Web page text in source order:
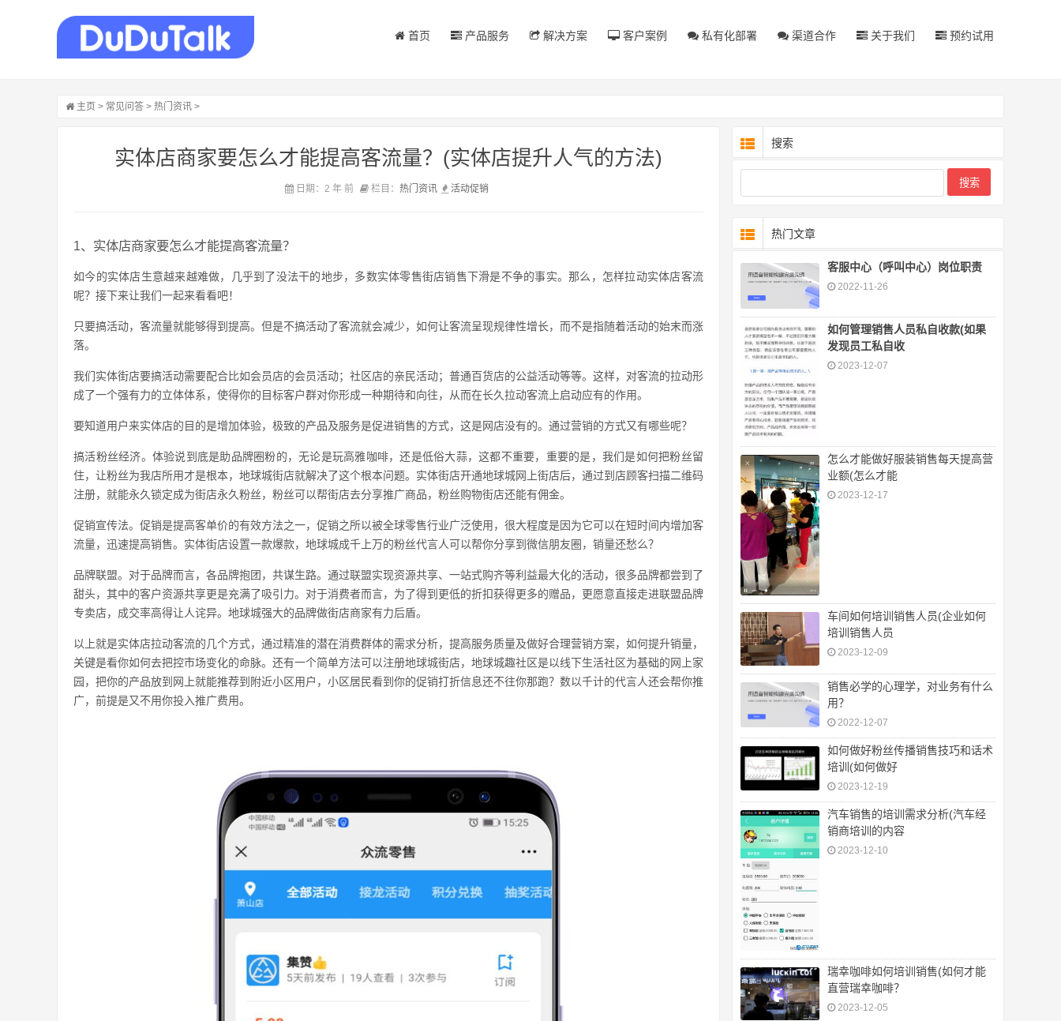
首页 产品服务 解决方案 客户案例 私有化部署 渠道合作 关于我们 预约试用
主页 > 常见问答 > 热门资讯 >
实体店商家要怎么才能提高客流量？(实体店提升人气的方法)
日期：2 年 前 栏目： 热门资讯 活动促销
1、实体店商家要怎么才能提高客流量？
如今的实体店生意越来越难做，几乎到了没法干的地步，多数实体零售街店销售下滑是不争的事实。那么，怎样拉动实体店客流
呢？接下来让我们一起来看看吧！
只要搞活动，客流量就能够得到提高。但是不搞活动了客流就会减少，如何让客流呈现规律性增长，而不是指随着活动的始末而涨
落。
我们实体街店要搞活动需要配合比如会员店的会员活动；社区店的亲民活动；普通百货店的公益活动等等。这样，对客流的拉动形
成了一个强有力的立体体系，使得你的目标客户群对你形成一种期待和向往，从而在长久拉动客流上启动应有的作用。
要知道用户来实体店的目的是增加体验，极致的产品及服务是促进销售的方式，这是网店没有的。通过营销的方式又有哪些呢？
搞活粉丝经济。体验说到底是助品牌圈粉的，无论是玩高雅咖啡，还是低俗大蒜，这都不重要，重要的是，我们是如何把粉丝留
住，让粉丝为我店所用才是根本，地球城街店就解决了这个根本问题。实体街店开通地球城网上街店后，通过到店顾客扫描二维码
注册，就能永久锁定成为街店永久粉丝，粉丝可以帮街店去分享推广商品，粉丝购物街店还能有佣金。
促销宣传法。促销是提高客单价的有效方法之一，促销之所以被全球零售行业广泛使用，很大程度是因为它可以在短时间内增加客
流量，迅速提高销售。实体街店设置一款爆款，地球城成千上万的粉丝代言人可以帮你分享到微信朋友圈，销量还愁么？
品牌联盟。对于品牌而言，各品牌抱团，共谋生路。通过联盟实现资源共享、一站式购齐等利益最大化的活动，很多品牌都尝到了
甜头，其中的客户资源共享更是充满了吸引力。对于消费者而言，为了得到更低的折扣获得更多的赠品，更愿意直接走进联盟品牌
专卖店，成交率高得让人诧异。地球城强大的品牌做街店商家有力后盾。
以上就是实体店拉动客流的几个方式，通过精准的潜在消费群体的需求分析，提高服务质量及做好合理营销方案，如何提升销量，
关键是看你如何去把控市场变化的命脉。还有一个简单方法可以注册地球城街店，地球城趣社区是以线下生活社区为基础的网上家
园，把你的产品放到网上就能推荐到附近小区用户，小区居民看到你的促销打折信息还不往你那跑？数以千计的代言人还会帮你推
广，前提是又不用你投入推广费用。
搜索
热门文章
客服中心（呼叫中心）岗位职责
2022-11-26
如何管理销售人员私自收款(如果
发现员工私自收
2023-12-07
怎么才能做好服装销售每天提高营
业额(怎么才能
2023-12-17
车间如何培训销售人员(企业如何
培训销售人员
2023-12-09
销售必学的心理学，对业务有什么
用？
2022-12-07
如何做好粉丝传播销售技巧和话术
培训(如何做好
2023-12-19
汽车销售的培训需求分析(汽车经
销商培训的内容
2023-12-10
瑞幸咖啡如何培训销售(如何才能
直营瑞幸咖啡？
2023-12-05